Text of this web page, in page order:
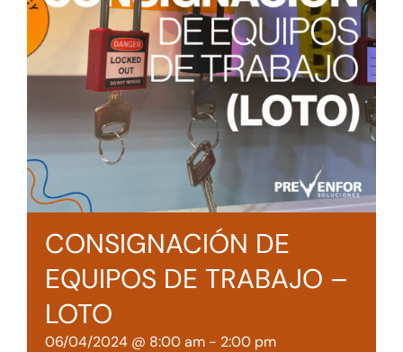
Tienda online
Contacto
CONSIGNACIÓN DE
EQUIPOS DE TRABAJO –
LOTO
06/04/2024 @ 8:00 am - 2:00 pm